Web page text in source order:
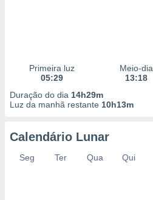
Primeira luz
05:29
Meio-dia
13:18
Duração do dia 14h29m
Luz da manhã restante 10h13m
Calendário Lunar
Seg Ter Qua Qui